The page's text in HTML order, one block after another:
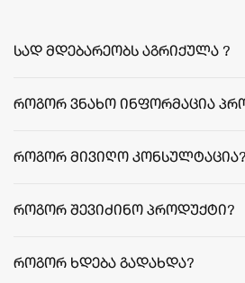
სად მდებარეობს აგრიქულა ?
როგორ ვნახო ინფორმაცია
როგორ მივიღო კონსულტაცია?
როგორ შევიძინო პროდუქტი?
როგორ ხდება გადახდა?